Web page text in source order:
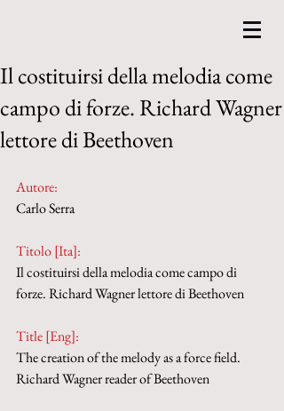
Il costituirsi della melodia come
campo di forze. Richard Wagner
lettore di Beethoven
Autore:
Carlo Serra
Titolo [Ita]:
Il costituirsi della melodia come campo di
forze. Richard Wagner lettore di Beethoven
Title [Eng]:
The creation of the melody as a force field.
Richard Wagner reader of Beethoven